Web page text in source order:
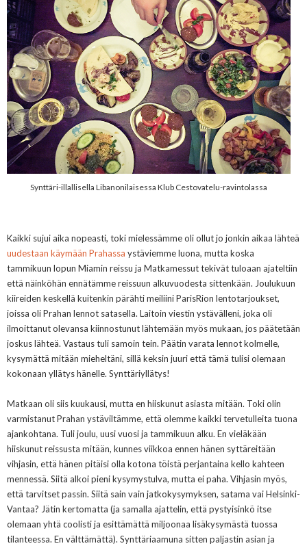
Synttäri-illallisella Libanonilaisessa Klub Cestovatelu-ravintolassa
Kaikki sujui aika nopeasti, toki mielessämme oli ollut jo jonkin aikaa lähteä
uudestaan käymään Prahassa ystäviemme luona, mutta koska
tammikuun lopun Miamin reissu ja Matkamessut tekivät tuloaan ajateltiin
että näinköhän ennätämme reissuun alkuvuodesta sittenkään. Joulukuun
kiireiden keskellä kuitenkin pärähti meiliini ParisRion lentotarjoukset,
joissa oli Prahan lennot satasella. Laitoin viestin ystävälleni, joka oli
ilmoittanut olevansa kiinnostunut lähtemään myös mukaan, jos päätetään
joskus lähteä. Vastaus tuli samoin tein. Päätin varata lennot kolmelle,
kysymättä mitään mieheltäni, sillä keksin juuri että tämä tulisi olemaan
kokonaan yllätys hänelle. Synttäriyllätys!
Matkaan oli siis kuukausi, mutta en hiiskunut asiasta mitään. Toki olin
varmistanut Prahan ystäviltämme, että olemme kaikki tervetulleita tuona
ajankohtana. Tuli joulu, uusi vuosi ja tammikuun alku. En vieläkään
hiiskunut reissusta mitään, kunnes viikkoa ennen hänen syttäreitään
vihjasin, että hänen pitäisi olla kotona töistä perjantaina kello kahteen
mennessä. Siitä alkoi pieni kysymystulva, mutta ei paha. Vihjasin myös,
että tarvitset passin. Siitä sain vain jatkokysymyksen, satama vai Helsinki-
Vantaa? Jätin kertomatta (ja samalla ajattelin, että pystyisinkö itse
olemaan yhtä coolisti ja esittämättä miljoonaa lisäkysymästä tuossa
tilanteessa. En välttämättä). Synttäriaamuna sitten paljastin asian ja